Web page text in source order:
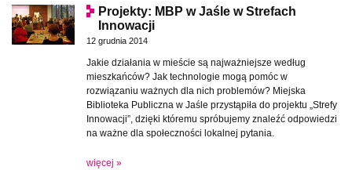
Projekty: MBP w Jaśle w Strefach
Innowacji
12 grudnia 2014
Jakie działania w mieście są najważniejsze według
mieszkańców? Jak technologie mogą pomóc w
rozwiązaniu ważnych dla nich problemów? Miejska
Biblioteka Publiczna w Jaśle przystąpiła do projektu „Strefy
Innowacji”, dzięki któremu spróbujemy znaleźć odpowiedzi
na ważne dla społeczności lokalnej pytania.
więcej »